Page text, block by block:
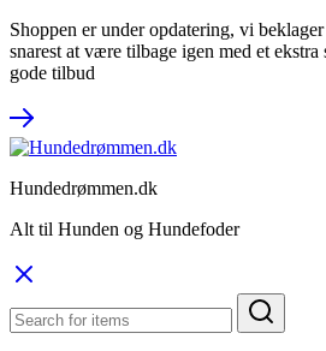
Shoppen er under opdatering, vi
snarest at være tilbage igen med et
gode tilbud
Hundedrømmen.dk
Alt til Hunden og Hundefoder